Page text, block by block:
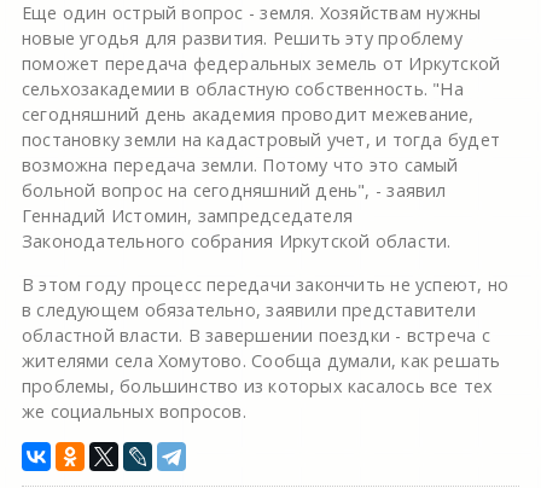
Еще один острый вопрос - земля. Хозяйствам нужны
новые угодья для развития. Решить эту проблему
поможет передача федеральных земель от Иркутской
сельхозакадемии в областную собственность. "На
сегодняшний день академия проводит межевание,
постановку земли на кадастровый учет, и тогда будет
возможна передача земли. Потому что это самый
больной вопрос на сегодняшний день", - заявил
Геннадий Истомин, зампредседателя
Законодательного собрания Иркутской области.
В этом году процесс передачи закончить не успеют, но
в следующем обязательно, заявили представители
областной власти. В завершении поездки - встреча с
жителями села Хомутово. Сообща думали, как решать
проблемы, большинство из которых касалось все тех
же социальных вопросов.